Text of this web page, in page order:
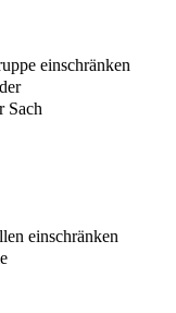
einschränken
Sach
einschränken